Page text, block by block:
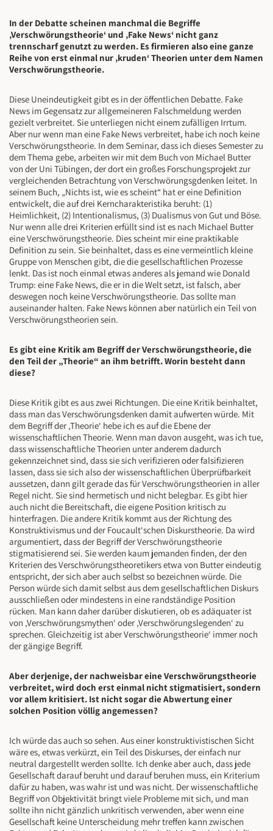
In der Debatte scheinen manchmal die Begriffe
‚Verschwörungstheorie‘ und ‚Fake News‘ nicht ganz
trennscharf genutzt zu werden. Es firmieren also eine ganze
Reihe von erst einmal nur ‚kruden‘ Theorien unter dem Namen
Verschwörungstheorie.
Diese Uneindeutigkeit gibt es in der öffentlichen Debatte. Fake
News im Gegensatz zur allgemeineren Falschmeldung werden
gezielt verbreitet. Sie unterliegen nicht einem zufälligen Irrtum.
Aber nur wenn man eine Fake News verbreitet, habe ich noch keine
Verschwörungstheorie. In dem Seminar, dass ich dieses Semester zu
dem Thema gebe, arbeiten wir mit dem Buch von Michael Butter
von der Uni Tübingen, der dort ein großes Forschungsprojekt zur
vergleichenden Betrachtung von Verschwörungsgdenken leitet. In
seinem Buch, „Nichts ist, wie es scheint“ hat er eine Definition
entwickelt, die auf drei Kerncharakteristika beruht: (1)
Heimlichkeit, (2) Intentionalismus, (3) Dualismus von Gut und Böse.
Nur wenn alle drei Kriterien erfüllt sind ist es nach Michael Butter
eine Verschwörungstheorie. Dies scheint mir eine praktikable
Definition zu sein. Sie beinhaltet, dass es eine vermeintlich kleine
Gruppe von Menschen gibt, die die gesellschaftlichen Prozesse
lenkt. Das ist noch einmal etwas anderes als jemand wie Donald
Trump: eine Fake News, die er in die Welt setzt, ist falsch, aber
deswegen noch keine Verschwörungstheorie. Das sollte man
auseinander halten. Fake News können aber natürlich ein Teil von
Verschwörungstheorien sein.
Es gibt eine Kritik am Begriff der Verschwörungstheorie, die
den Teil der „Theorie“ an ihm betrifft. Worin besteht dann
diese?
Diese Kritik gibt es aus zwei Richtungen. Die eine Kritik beinhaltet,
dass man das Verschwörungsdenken damit aufwerten würde. Mit
dem Begriff der ‚Theorie‘ hebe ich es auf die Ebene der
wissenschaftlichen Theorie. Wenn man davon ausgeht, was ich tue,
dass wissenschaftliche Theorien unter anderem dadurch
gekennzeichnet sind, dass sie sich verifizieren oder falsifizieren
lassen, dass sie sich also der wissenschaftlichen Überprüfbarkeit
aussetzen, dann gilt gerade das für Verschwörungstheorien in aller
Regel nicht. Sie sind hermetisch und nicht belegbar. Es gibt hier
auch nicht die Bereitschaft, die eigene Position kritisch zu
hinterfragen. Die andere Kritik kommt aus der Richtung des
Konstruktivismus und der Foucault‘schen Diskurstheorie. Da wird
argumentiert, dass der Begriff der Verschwörungstheorie
stigmatisierend sei. Sie werden kaum jemanden finden, der den
Kriterien des Verschwörungstheoretikers etwa von Butter eindeutig
entspricht, der sich aber auch selbst so bezeichnen würde. Die
Person würde sich damit selbst aus dem gesellschaftlichen Diskurs
ausschließen oder mindestens in eine randständige Position
rücken. Man kann daher darüber diskutieren, ob es adäquater ist
von ‚Verschwörungsmythen‘ oder ‚Verschwörungslegenden‘ zu
sprechen. Gleichzeitig ist aber Verschwörungstheorie‘ immer noch
der gängige Begriff.
Aber derjenige, der nachweisbar eine Verschwörungstheorie
verbreitet, wird doch erst einmal nicht stigmatisiert, sondern
vor allem kritisiert. Ist nicht sogar die Abwertung einer
solchen Position völlig angemessen?
Ich würde das auch so sehen. Aus einer konstruktivistischen Sicht
wäre es, etwas verkürzt, ein Teil des Diskurses, der einfach nur
neutral dargestellt werden sollte. Ich denke aber auch, dass jede
Gesellschaft darauf beruht und darauf beruhen muss, ein Kriterium
dafür zu haben, was wahr ist und was nicht. Der wissenschaftliche
Begriff von Objektivität bringt viele Probleme mit sich, und man
sollte ihn nicht gänzlich unkritisch verwenden, aber wenn eine
Gesellschaft keine Unterscheidung mehr treffen kann zwischen